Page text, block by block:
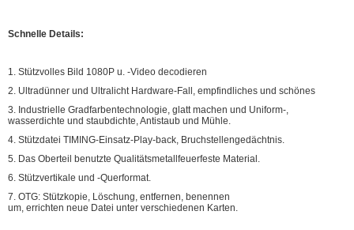
Schnelle Details:
1. Stützvolles Bild 1080P u. -Video decodieren
2. Ultradünner und Ultralicht Hardware-Fall, empfindliches und schönes
3. Industrielle Gradfarbentechnologie, glatt machen und Uniform-,
wasserdichte und staubdichte, Antistaub und Mühle.
4. Stützdatei TIMING-Einsatz-Play-back, Bruchstellengedächtnis.
5. Das Oberteil benutzte Qualitätsmetallfeuerfeste Material.
6. Stützvertikale und -Querformat.
7. OTG: Stützkopie, Löschung, entfernen, benennen
um, errichten neue Datei unter verschiedenen Karten.